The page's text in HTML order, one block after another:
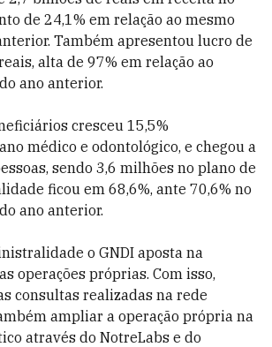
de 24,1% em relação ao mesmo
Também apresentou lucro de
alta de 97% em relação ao
ano anterior.
cresceu 15,5%
médico e odontológico, e chegou a
sendo 3,6 milhões no plano de
ficou em 68,6%, ante 70,6% no
ano anterior.
o GNDI aposta na
operações próprias. Com isso,
consultas realizadas na rede
ampliar a operação própria na
através do NotreLabs e do